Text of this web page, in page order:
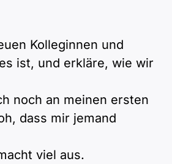
Kolleginnen und
ist, und erkläre, wie wir
noch an meinen ersten
dass mir jemand
viel aus.